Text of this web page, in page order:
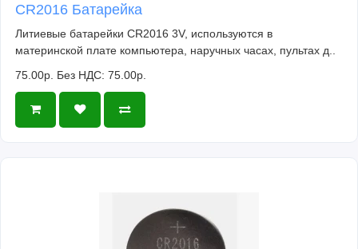
CR2016 Батарейка
Литиевые батарейки CR2016 3V, используются в
материнской плате компьютера, наручных часах, пультах д..
75.00р. Без НДС: 75.00р.